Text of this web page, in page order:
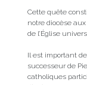
Cette quête
notre diocèse
de l’Église
Il est important
successeur de
catholiques